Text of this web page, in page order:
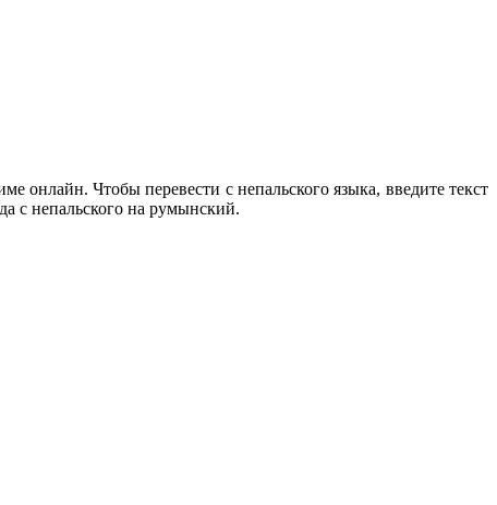
онлайн. Чтобы перевести с непальского языка, введите текст
с непальского на румынский.